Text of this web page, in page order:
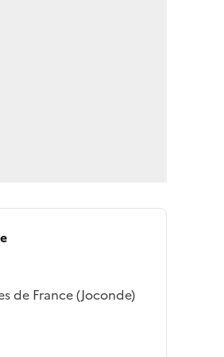
de France (Joconde)